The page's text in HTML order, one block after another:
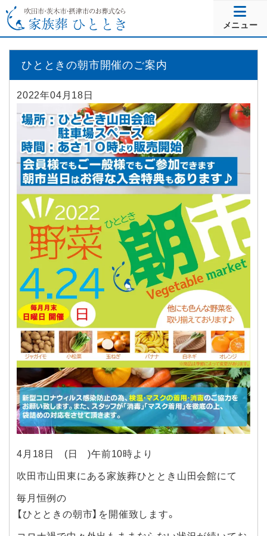
メニュー
ひとときの朝市開催のご案内
2022年04月18日
4月18日 (日 )午前10時より
吹田市山田東にある家族葬ひととき山田会館にて
毎月恒例の
【ひとときの朝市】を開催致します。